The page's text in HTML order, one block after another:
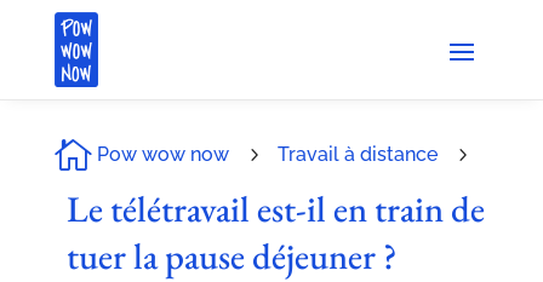
 Pow wow now 5 Travail à distance 5
Le télétravail est-il en train de
tuer la pause déjeuner ?